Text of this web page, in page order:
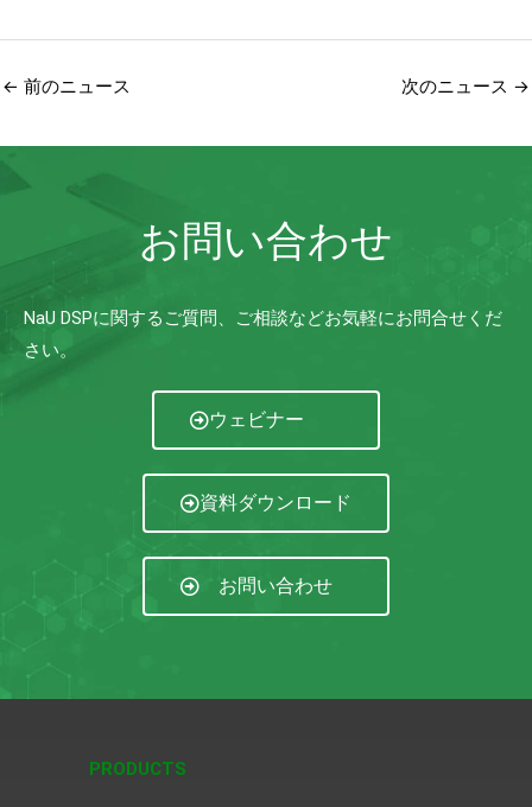
← 前のニュース 次のニュース →
お問い合わせ
NaU DSPに関するご質問、ご相談などお気軽にお問合せくだ
さい。
ウェビナー
資料ダウンロード
お問い合わせ
PRODUCTS